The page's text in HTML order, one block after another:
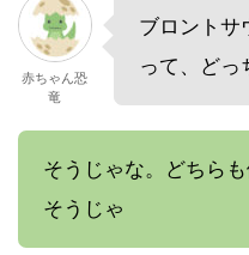
赤ちゃん恐
竜
ブロントサ
って、どっ
そうじゃな。どちら
そうじゃ